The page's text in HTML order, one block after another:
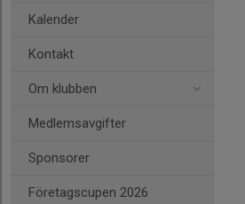
Kalender
Kontakt
Om klubben
Medlemsavgifter
Sponsorer
Företagscupen 2026